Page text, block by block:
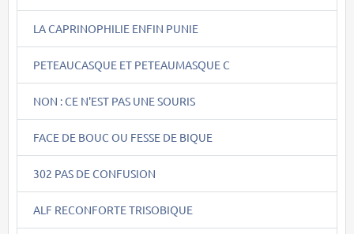
LA CAPRINOPHILIE ENFIN PUNIE
PETEAUCASQUE ET PETEAUMASQUE C
NON : CE N'EST PAS UNE SOURIS
FACE DE BOUC OU FESSE DE BIQUE
302 PAS DE CONFUSION
ALF RECONFORTE TRISOBIQUE